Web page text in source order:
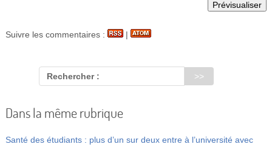
Suivre les commentaires : |
Rechercher :
Dans la même rubrique
Santé des étudiants : plus d’un sur deux entre à l’université avec